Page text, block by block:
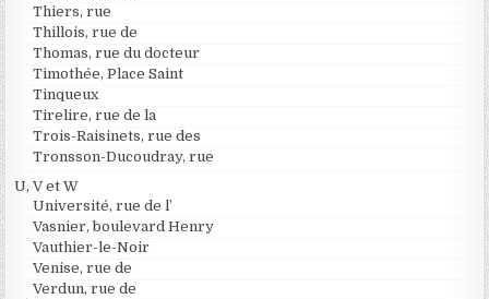
Thiers, rue
Thillois, rue de
Thomas, rue du docteur
Timothée, Place Saint
Tinqueux
Tirelire, rue de la
Trois-Raisinets, rue des
Tronsson-Ducoudray, rue
U, V et W
Université, rue de l’
Vasnier, boulevard Henry
Vauthier-le-Noir
Venise, rue de
Verdun, rue de